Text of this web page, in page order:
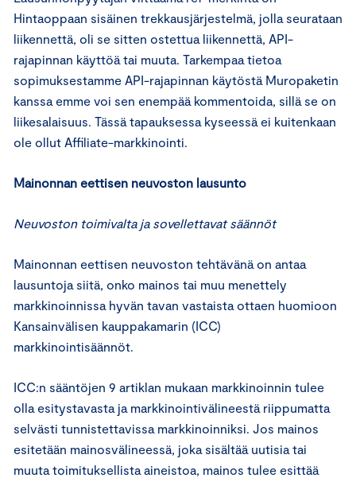
Hintaoppaan sisäinen trekkausjärjestelmä, jolla seurataan
liikennettä, oli se sitten ostettua liikennettä, API-
rajapinnan käyttöä tai muuta. Tarkempaa tietoa
sopimuksestamme API-rajapinnan käytöstä Muropaketin
kanssa emme voi sen enempää kommentoida, sillä se on
liikesalaisuus. Tässä tapauksessa kyseessä ei kuitenkaan
ole ollut Affiliate-markkinointi.
Mainonnan eettisen neuvoston lausunto
Neuvoston toimivalta ja sovellettavat säännöt
Mainonnan eettisen neuvoston tehtävänä on antaa
lausuntoja siitä, onko mainos tai muu menettely
markkinoinnissa hyvän tavan vastaista ottaen huomioon
Kansainvälisen kauppakamarin (ICC)
markkinointisäännöt.
ICC:n sääntöjen 9 artiklan mukaan markkinoinnin tulee
olla esitystavasta ja markkinointivälineestä riippumatta
selvästi tunnistettavissa markkinoinniksi. Jos mainos
esitetään mainosvälineessä, joka sisältää uutisia tai
muuta toimituksellista aineistoa, mainos tulee esittää